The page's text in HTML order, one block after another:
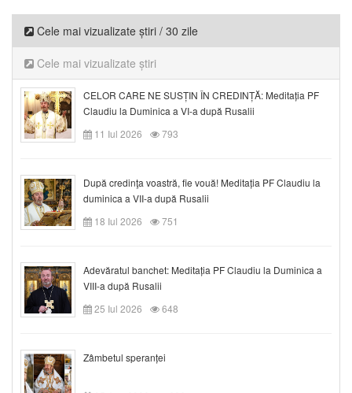
Cele mai vizualizate știri / 30 zile
Cele mai vizualizate știri
CELOR CARE NE SUSȚIN ÎN CREDINȚĂ: Meditația PF
Claudiu la Duminica a VI-a după Rusalii
11 Iul 2026
793
După credinţa voastră, fie vouă! Meditația PF Claudiu la
duminica a VII-a după Rusalii
18 Iul 2026
751
Adevăratul banchet: Meditația PF Claudiu la Duminica a
VIII-a după Rusalii
25 Iul 2026
648
Zâmbetul speranței